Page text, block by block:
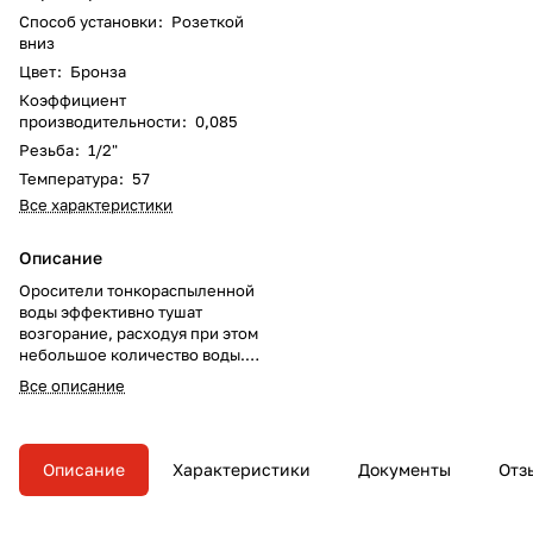
Способ установки: Розеткой
вниз
Цвет: Бронза
Коэффициент
производительности: 0,085
Резьба: 1/2"
Температура: 57
Все характеристики
Описание
Оросители тонкораспыленной
воды эффективно тушат
возгорание, расходуя при этом
небольшое количество воды.
Имуществу и технике, людям и
окружающей среде наносится
Предназначаются для
равномерного распыления
воды и ликвидации пожаров
Все описание
Описание Характеристики Документы